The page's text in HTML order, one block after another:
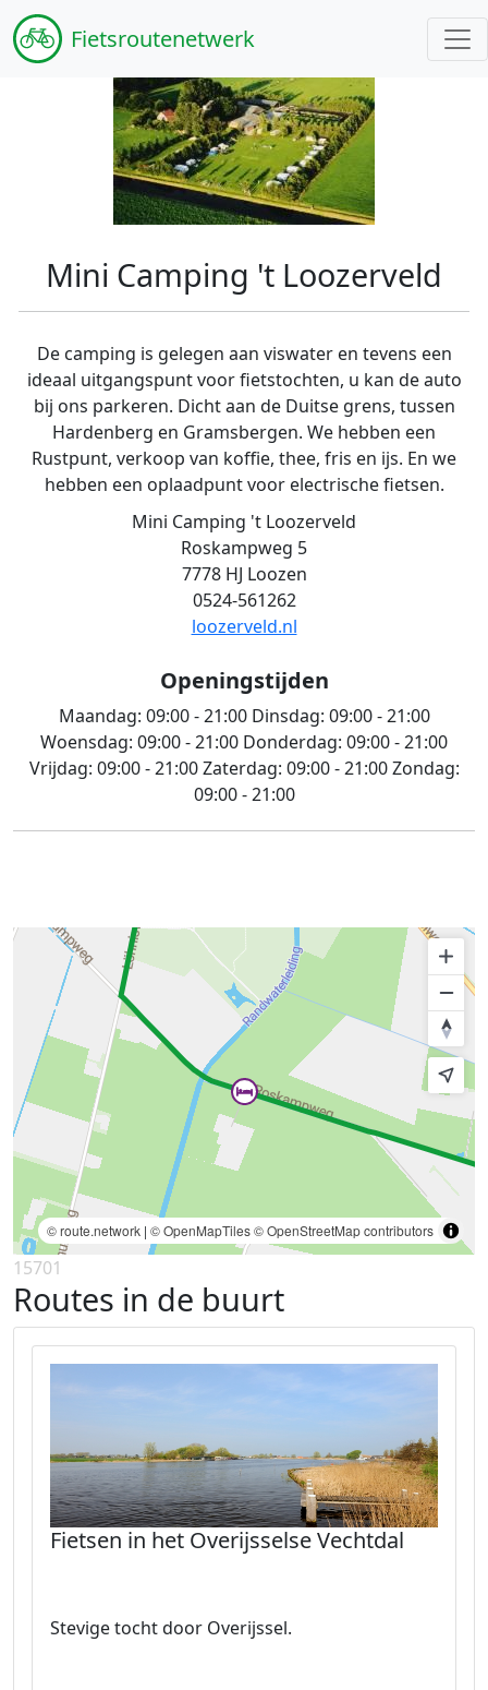
Fietsroutenetwerk
Mini Camping 't Loozerveld
De camping is gelegen aan viswater en tevens een
ideaal uitgangspunt voor fietstochten, u kan de auto
bij ons parkeren. Dicht aan de Duitse grens, tussen
Hardenberg en Gramsbergen. We hebben een
Rustpunt, verkoop van koffie, thee, fris en ijs. En we
hebben een oplaadpunt voor electrische fietsen.
Mini Camping 't Loozerveld
Roskampweg 5
7778 HJ Loozen
0524-561262
loozerveld.nl
Openingstijden
Maandag: 09:00 - 21:00Dinsdag: 09:00 - 21:00
Woensdag: 09:00 - 21:00 Donderdag: 09:00 - 21:00
Vrijdag: 09:00 - 21:00Zaterdag: 09:00 - 21:00Zondag:
09:00 - 21:00
© route.network | © OpenMapTiles© OpenStreetMap contributors
15701
Routes in de buurt
Fietsen in het Overijsselse Vechtdal
Stevige tocht door Overijssel.